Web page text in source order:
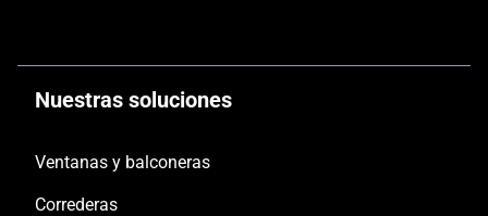
Nuestras soluciones
Ventanas y balconeras
Correderas